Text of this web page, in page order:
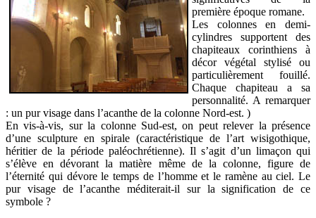
première époque romane.
Les colonnes en demi-
cylindres supportent des
chapiteaux corinthiens à
décor végétal stylisé ou
particulièrement fouillé.
Chaque chapiteau a sa
personnalité. A remarquer
: un pur visage dans l’acanthe de la colonne Nord-est. )
En vis-à-vis, sur la colonne Sud-est, on peut relever la présence
d’une sculpture en spirale (caractéristique de l’art wisigothique,
héritier de la période paléochrétienne). Il s’agit d’un limaçon qui
s’élève en dévorant la matière même de la colonne, figure de
l’éternité qui dévore le temps de l’homme et le ramène au ciel. Le
pur visage de l’acanthe méditerait-il sur la signification de ce
symbole ?